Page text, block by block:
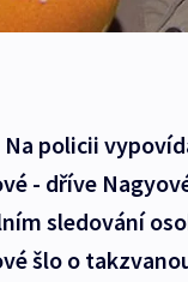
Na policii
- dříve
sledování
šlo o